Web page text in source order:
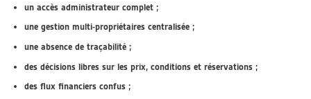
un accès administrateur complet ;
une gestion multi-propriétaires centralisée ;
une absence de traçabilité ;
des décisions libres sur les prix, conditions et réservations ;
des flux financiers confus ;